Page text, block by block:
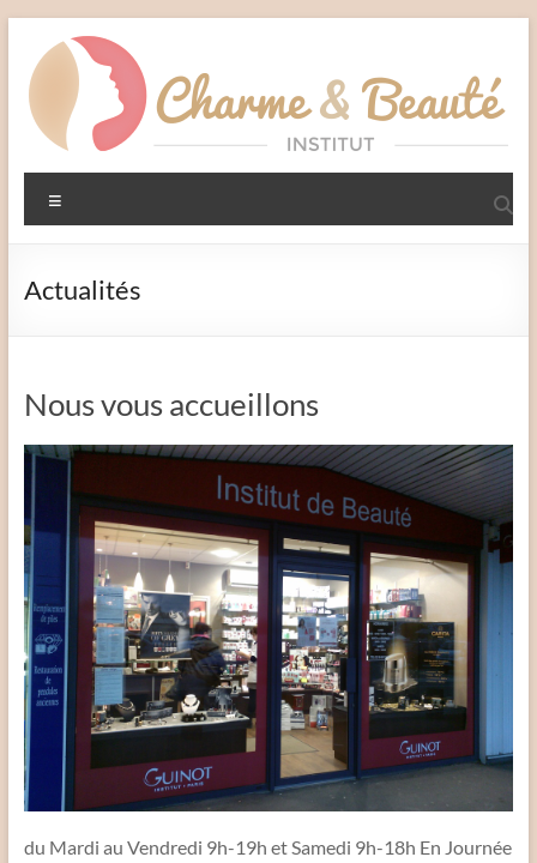
contenu
Charme
et
Beauté
Actualités
Nous vous accueillons
du Mardi au Vendredi 9h-19h et Samedi 9h-18h En Journée